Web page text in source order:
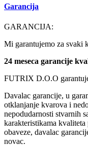
Garancija
GARANCIJA:
Mi garantujemo za svaki
24 meseca garancije
FUTRIX D.O.O
Davalac garancije, u
otklanjanje kvarova i
nepodudarnosti stvarnih
karakteristikama
obaveze, davalac
novac.